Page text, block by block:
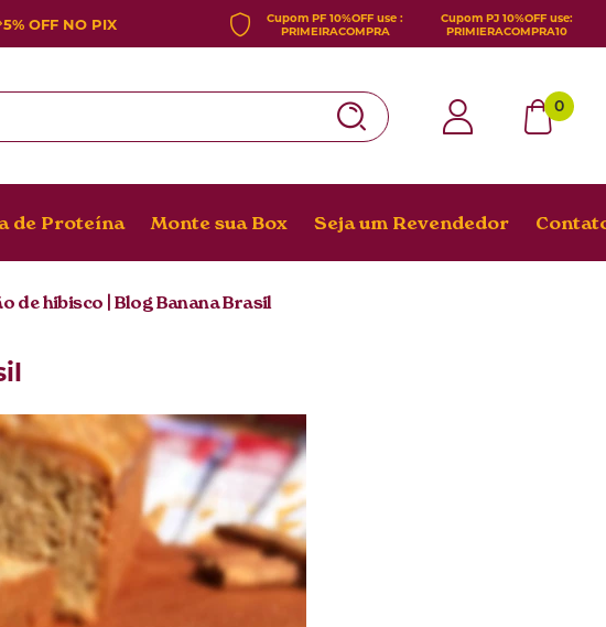
5% OFF NO PIX
Cupom PF 10%OFF use :
PRIMEIRACOMPRA
Cupom PJ 10%OFF use:
PRIMIERACOMPRA10
0
de Proteína Monte sua Box Seja um Revendedor
de hibisco | Blog Banana Brasil